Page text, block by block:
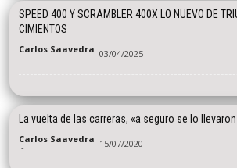
SPEED 400 Y SCRAMBLER 400X LO NUEVO DE
CIMIENTOS
Carlos Saavedra
- 03/04/2025
La vuelta de las carreras, «a seguro se lo
Carlos Saavedra
- 15/07/2020